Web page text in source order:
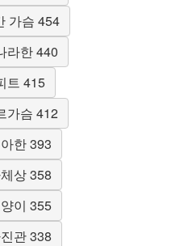
가슴 454
라한 440
트 415
가슴 412
한 393
상 358
이 355
관 338